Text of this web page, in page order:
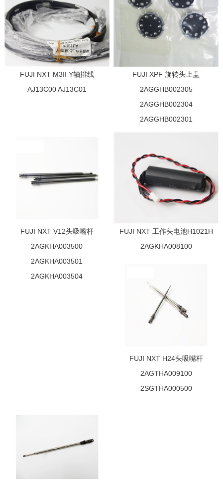
FUJI NXT M3II Y轴排线
AJ13C00 AJ13C01
FUJI XPF 旋转头上盖
2AGGHB002305
2AGGHB002304
2AGGHB002301
FUJI NXT V12头吸嘴杆
2AGKHA003500
2AGKHA003501
2AGKHA003504
FUJI NXT 工作头电池H1021H
2AGKHA008100
FUJI NXT H24头吸嘴杆
2AGTHA009100
2SGTHA000500